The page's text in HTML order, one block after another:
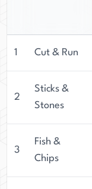
1 Cut & Run
2
Sticks &
Stones
3
Fish &
Chips